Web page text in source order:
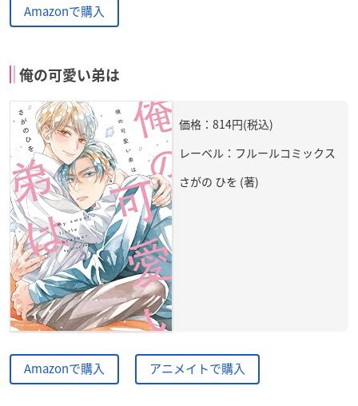
Amazonで購入
俺の可愛い弟は
価格：814円(税込)
レーベル：フルールコミックス
さがの ひを (著)
Amazonで購入 アニメイトで購入